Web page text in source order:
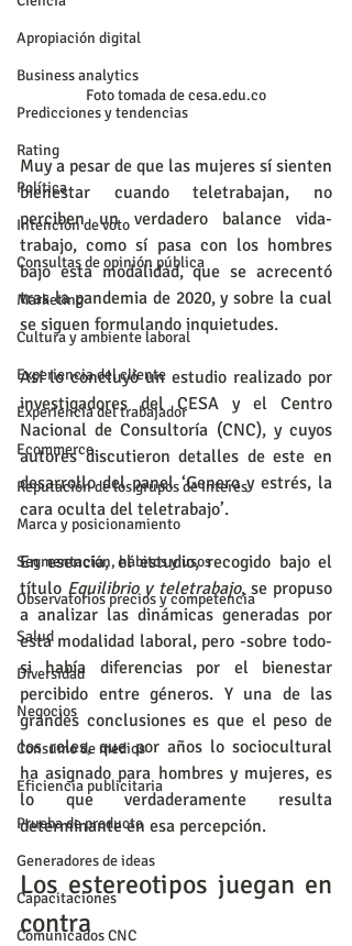
Apropiación digital
Business analytics
Predicciones y tendencias
Rating
Política
Intención de voto
Consultas de opinión pública
Marketing
Cultura y ambiente laboral
Experiencia del cliente
Experiencia del trabajador
Ecommerce
Reputación de los grupos de interés
Marca y posicionamiento
Segmentación, hábitos y usos
Observatorios precios y competencia
Salud
Diversidad
Negocios
Consumo de medios
Eficiencia publicitaria
Prueba de producto
Generadores de ideas
Capacitaciones
Comunicados CNC
Foto tomada de cesa.edu.co
Muy a pesar de que las mujeres sí sienten
bienestar cuando teletrabajan, no
perciben un verdadero balance vida-
trabajo, como sí pasa con los hombres
bajo esta modalidad, que se acrecentó
tras la pandemia de 2020, y sobre la cual
se siguen formulando inquietudes.
Así lo concluyó un estudio realizado por
investigadores del CESA y el Centro
Nacional de Consultoría (CNC), y cuyos
autores discutieron detalles de este en
desarrollo del panel ‘Genero y estrés, la
cara oculta del teletrabajo’.
En esencia, el estudio, recogido bajo el
título Equilibrio y teletrabajo, se propuso
a analizar las dinámicas generadas por
esta modalidad laboral, pero -sobre todo-
si había diferencias por el bienestar
percibido entre géneros. Y una de las
grandes conclusiones es que el peso de
los roles, que por años lo sociocultural
ha asignado para hombres y mujeres, es
lo que verdaderamente resulta
determinante en esa percepción.
Los estereotipos juegan en
contra